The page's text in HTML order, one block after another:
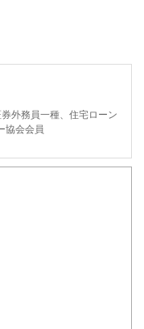
外務員一種、住宅ローン
協会会員
事に長く従事。社員のキャ
つながらないと痛感。FP
ナー講師、執筆活動等を